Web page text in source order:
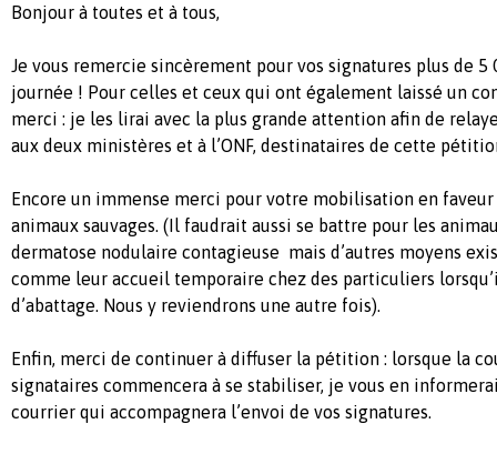
Bonjour à toutes et à tous,
Je vous remercie sincèrement pour vos signatures plus de 5
journée ! Pour celles et ceux qui ont également laissé un
merci : je les lirai avec la plus grande attention afin de
aux deux ministères et à l’ONF, destinataires de cette
Encore un immense merci pour votre mobilisation en
animaux sauvages. (Il faudrait aussi se battre pour les
dermatose nodulaire contagieuse mais d’autres moyens
comme leur accueil temporaire chez des particuliers
d’abattage. Nous y reviendrons une autre fois).
Enfin, merci de continuer à diffuser la pétition : lorsque la
signataires commencera à se stabiliser, je vous en
courrier qui accompagnera l’envoi de vos signatures.